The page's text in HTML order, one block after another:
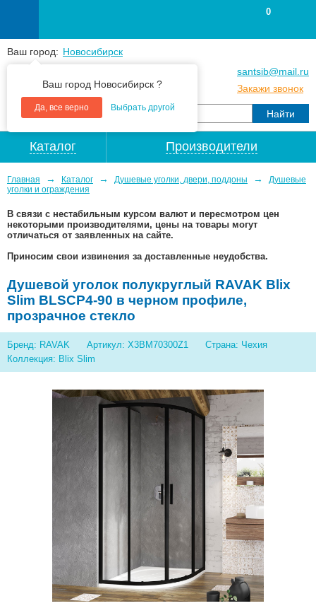
Ваш город: Новосибирск
Ваш город Новосибирск ?
Да, все верно Выбрать другой
+7(383) 213 79 30
santsib@mail.ru
Закажи звонок
0
Каталог Производители
Главная → Каталог → Душевые уголки, двери, поддоны →
Душевые
уголки и ограждения
В связи с нестабильным курсом валют и пересмотром цен
некоторыми производителями, цены на товары могут
отличаться от заявленных на сайте.
Приносим свои извинения за доставленные неудобства.
Душевой уголок полукруглый RAVAK Blix
Slim BLSCP4-90 в черном профиле,
прозрачное стекло
Бренд: RAVAK Артикул: X3BM70300Z1
Страна: Чехия
Коллекция: Blix Slim